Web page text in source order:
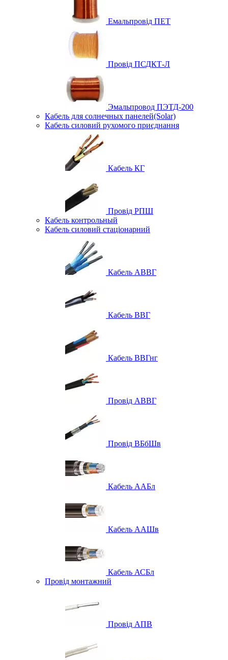
Емальпровід ПЕТ
Провід ПСДКТ-Л
Эмальпровод ПЭТД-200
Кабель для солнечных панелей(Solar)
Кабель силовий рухомого приєднання
Кабель КГ
Провід РПШ
Кабель контрольный
Кабель силовий стаціонарний
Кабель АВВГ
Кабель ВВГ
Кабель ВВГнг
Провід АВВГ
Провід ВБбШв
Кабель ААБл
Кабель ААШв
Кабель АСБл
Провід монтажний
Провід АПВ